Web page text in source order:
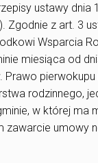
ustawy dnia
Zgodnie z art. 3
Wsparcia
miesiąca od
pierwokupu
rodzinnego,
w której ma
umowy